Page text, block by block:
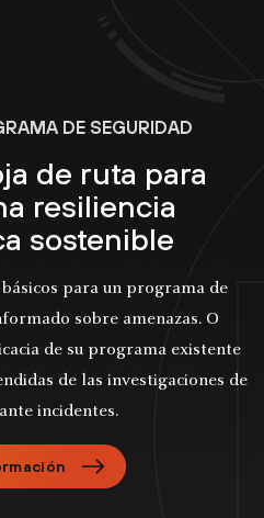
DE SEGURIDAD
de ruta para
resiliencia
sostenible
para un programa de
sobre amenazas. O
de su programa existente
de las investigaciones de
incidentes.